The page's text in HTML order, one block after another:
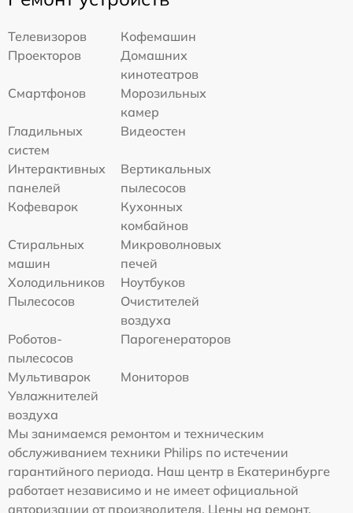
Телевизоров
Кофемашин
Проекторов
Домашних
кинотеатров
Смартфонов
Морозильных
камер
Гладильных
систем
Видеостен
Интерактивных
панелей
Вертикальных
пылесосов
Кофеварок
Кухонных
комбайнов
Стиральных
машин
Микроволновых
печей
Холодильников
Ноутбуков
Пылесосов
Очистителей
воздуха
Роботов-
пылесосов
Парогенераторов
Мультиварок
Мониторов
Увлажнителей
воздуха
Мы занимаемся ремонтом и техническим
обслуживанием техники Philips по истечении
гарантийного периода. Наш центр в Екатеринбурге
работает независимо и не имеет официальной
авторизации от производителя. Цены на ремонт,